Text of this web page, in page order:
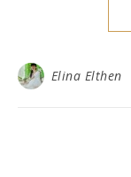
Elina Elthen